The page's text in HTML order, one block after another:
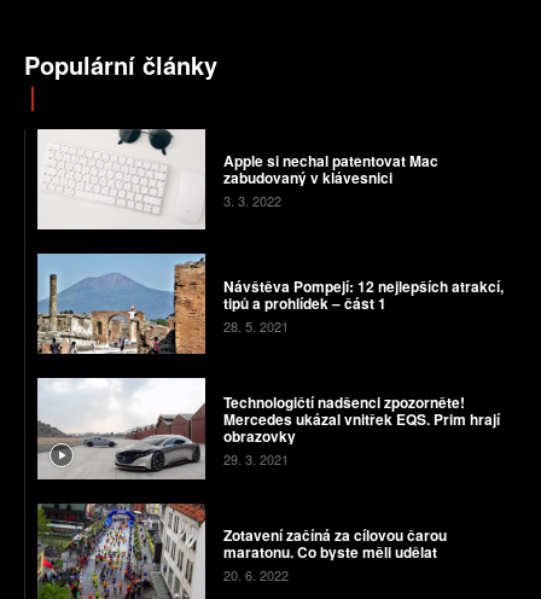
Populární články
Apple si nechal patentovat Mac
zabudovaný v klávesnici
3. 3. 2022
Návštěva Pompejí: 12 nejlepších atrakcí,
tipů a prohlídek – část 1
28. 5. 2021
Technologičtí nadšenci zpozorněte!
Mercedes ukázal vnitřek EQS. Prim hrají
obrazovky
29. 3. 2021
Zotavení začíná za cílovou čarou
maratonu. Co byste měli udělat
20. 6. 2022